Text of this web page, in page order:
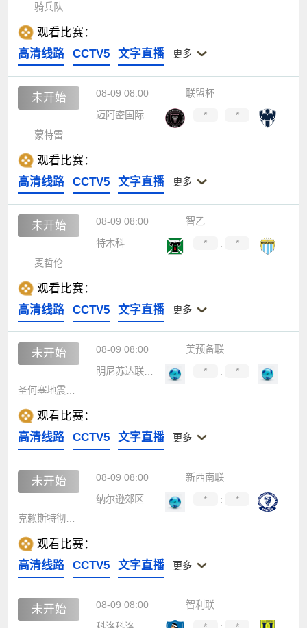
骑兵队
观看比赛：
高清线路
CCTV5 文字直播 更多
未开始 08-09 08:00
联盟杯
迈阿密国际
* :
*
蒙特雷
观看比赛：
高清线路
CCTV5 文字直播 更多
未开始 08-09 08:00
智乙
特木科
* :
*
麦哲伦
观看比赛：
高清线路
CCTV5 文字直播 更多
未开始 08-09 08:00
美预备联
明尼苏达联B队
* :
*
圣何塞地震后备队
观看比赛：
高清线路
CCTV5 文字直播 更多
未开始 08-09 08:00
新西南联
纳尔逊郊区
* :
*
观看比赛：
高清线路
CCTV5 文字直播 更多
未开始 08-09 08:00
智利联